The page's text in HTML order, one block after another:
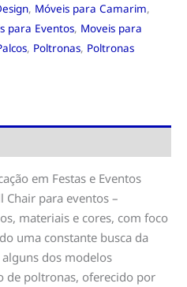
, Móveis para Camarim,
para Eventos, Moveis para
, Poltronas, Poltronas
em Festas e Eventos
para eventos –
materiais e cores, com foco
uma constante busca da
dos modelos
de poltronas, oferecido por